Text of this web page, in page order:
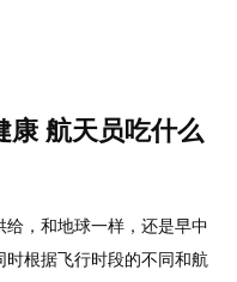
康 航天员吃什么
，和地球一样，还是早中
根据飞行时段的不同和航